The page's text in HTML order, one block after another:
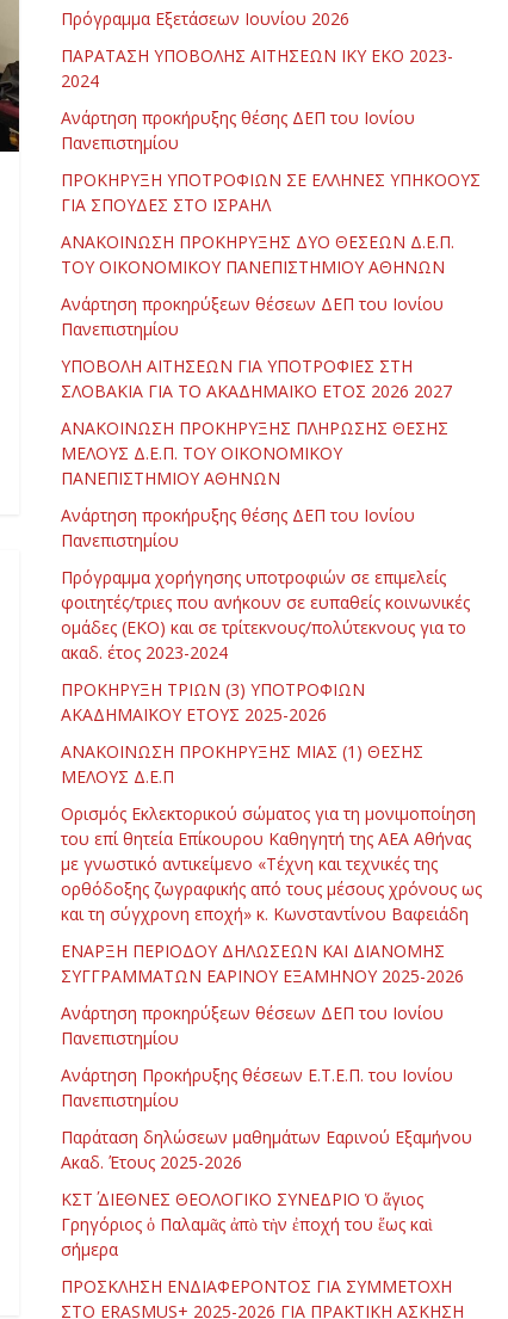
Πρόγραμμα Εξετάσεων Ιουνίου 2026
ΠΑΡΑΤΑΣΗ ΥΠΟΒΟΛΗΣ ΑΙΤΗΣΕΩΝ ΙΚΥ ΕΚΟ 2023-
2024
Ανάρτηση προκήρυξης θέσης ΔΕΠ του Ιονίου
Πανεπιστημίου
ΠΡΟΚΗΡΥΞΗ ΥΠΟΤΡΟΦΙΩΝ ΣΕ ΕΛΛΗΝΕΣ ΥΠΗΚΟΟΥΣ
ΓΙΑ ΣΠΟΥΔΕΣ ΣΤΟ ΙΣΡΑΗΛ
ΑΝΑΚΟΙΝΩΣΗ ΠΡΟΚΗΡΥΞΗΣ ΔΥΟ ΘΕΣΕΩΝ Δ.Ε.Π.
ΤΟΥ ΟΙΚΟΝΟΜΙΚΟΥ ΠΑΝΕΠΙΣΤΗΜΙΟΥ ΑΘΗΝΩΝ
Ανάρτηση προκηρύξεων θέσεων ΔΕΠ του Ιονίου
Πανεπιστημίου
ΥΠΟΒΟΛΗ ΑΙΤΗΣΕΩΝ ΓΙΑ ΥΠΟΤΡΟΦΙΕΣ ΣΤΗ
ΣΛΟΒΑΚΙΑ ΓΙΑ ΤΟ ΑΚΑΔΗΜΑΪΚΟ ΕΤΟΣ 2026 2027
ΑΝΑΚΟΙΝΩΣΗ ΠΡΟΚΗΡΥΞΗΣ ΠΛΗΡΩΣΗΣ ΘΕΣΗΣ
ΜΕΛΟΥΣ Δ.Ε.Π. ΤΟΥ ΟΙΚΟΝΟΜΙΚΟΥ
ΠΑΝΕΠΙΣΤΗΜΙΟΥ ΑΘΗΝΩΝ
Ανάρτηση προκήρυξης θέσης ΔΕΠ του Ιονίου
Πανεπιστημίου
Πρόγραμμα χορήγησης υποτροφιών σε επιμελείς
φοιτητές/τριες που ανήκουν σε ευπαθείς κοινωνικές
ομάδες (ΕΚΟ) και σε τρίτεκνους/πολύτεκνους για το
ακαδ. έτος 2023-2024
ΠΡΟΚΗΡΥΞΗ ΤΡΙΩΝ (3) ΥΠΟΤΡΟΦΙΩΝ
ΑΚΑΔΗΜΑΪΚΟΥ ΕΤΟΥΣ 2025-2026
ΑΝΑΚΟΙΝΩΣΗ ΠΡΟΚΗΡΥΞΗΣ ΜΙΑΣ (1) ΘΕΣΗΣ
ΜΕΛΟΥΣ Δ.Ε.Π
Ορισμός Εκλεκτορικού σώματος για τη μονιμοποίηση
του επί θητεία Επίκουρου Καθηγητή της ΑΕΑ Αθήνας
με γνωστικό αντικείμενο «Τέχνη και τεχνικές της
ορθόδοξης ζωγραφικής από τους μέσους χρόνους ως
και τη σύγχρονη εποχή» κ. Κωνσταντίνου Βαφειάδη
ΕΝΑΡΞΗ ΠΕΡΙΟΔΟΥ ΔΗΛΩΣΕΩΝ ΚΑΙ ΔΙΑΝΟΜΗΣ
ΣΥΓΓΡΑΜΜΑΤΩΝ ΕΑΡΙΝΟΥ ΕΞΑΜΗΝΟΥ 2025-2026
Ανάρτηση προκηρύξεων θέσεων ΔΕΠ του Ιονίου
Πανεπιστημίου
Ανάρτηση Προκήρυξης θέσεων Ε.Τ.Ε.Π. του Ιονίου
Πανεπιστημίου
Παράταση δηλώσεων μαθημάτων Εαρινού Εξαμήνου
Ακαδ. Έτους 2025-2026
ΚΣΤ΄ ΔΙΕΘΝΕΣ ΘΕΟΛΟΓΙΚΟ ΣΥΝΕΔΡΙΟ Ὁ ἅγιος
Γρηγόριος ὁ Παλαμᾶς ἀπὸ τὴν ἐποχή του ἕως καὶ
σήμερα
ΠΡΟΣΚΛΗΣΗ ΕΝΔΙΑΦΕΡΟΝΤΟΣ ΓΙΑ ΣΥΜΜΕΤΟΧΗ
ΣΤΟ ERASMUS+ 2025-2026 ΓΙΑ ΠΡΑΚΤΙΚΗ ΑΣΚΗΣΗ